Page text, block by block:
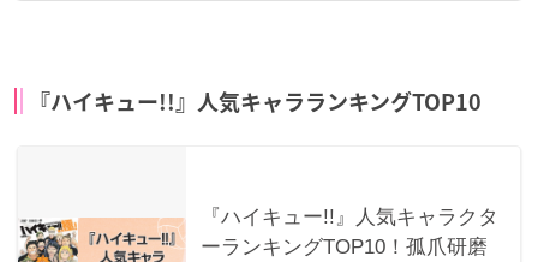
『ハイキュー!!』人気キャラランキングTOP10